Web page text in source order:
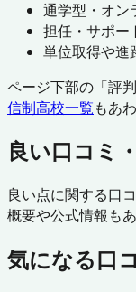
通学型・オン
担任・サポー
単位取得や進
ページ下部の「評
信制高校一覧もあ
良い口コミ
良い点に関する口
概要や公式情報も
気になる口